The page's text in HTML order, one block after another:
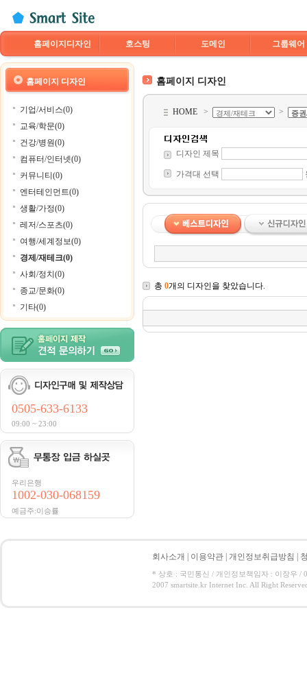
홈페이지디자인 호스팅 도메인 그룹웨어
홈페이지 디자인
기업/서비스(0)
교육/학문(0)
건강/병원(0)
컴퓨터/인터넷(0)
커뮤니티(0)
엔터테인먼트(0)
생활/가정(0)
레저/스포츠(0)
여행/세계정보(0)
경제/재테크(0)
사회/정치(0)
종교/문화(0)
기타(0)
0505-633-6133
09:00 ~ 23:00
우리은행
1002-030-068159
예금주:이승률
홈페이지 디자인
HOME > >
디자인 제목
가격대 선택
총 0개의 디자인을 찾았습니다.
회사소개 이용약관 개인정보취급방침
* 상호 : 국민통신 / 개인정보책임자 : 이장우 /
2007 smartsite.kr Internet Inc. All Right